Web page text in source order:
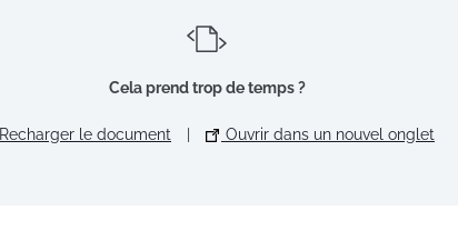
Cela prend trop de temps ?
Recharger le document Ouvrir dans un nouvel onglet